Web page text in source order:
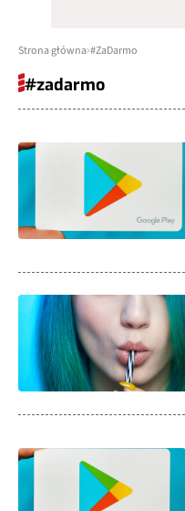
Strona główna #ZaDarmo
#zadarmo